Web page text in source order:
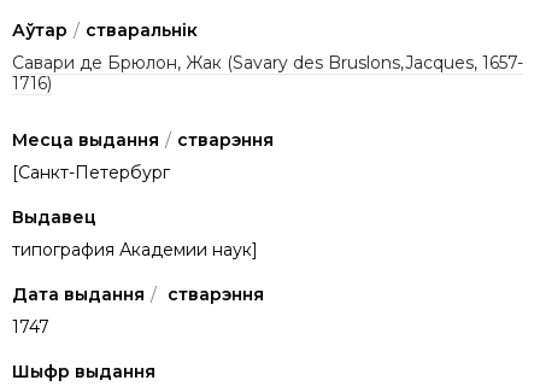
Аўтар / стваральнік
Савари де Брюлон, Жак (Savary des Bruslons,Jacques, 1657-
1716)
Месца выдання / стварэння
[Санкт-Петербург
Выдавец
типография Академии наук]
Дата выдання / стварэння
1747
Шыфр выдання